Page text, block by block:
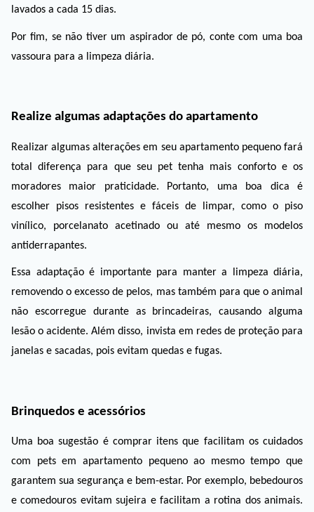
lavados a cada 15 dias.
Por fim, se não tiver um aspirador de pó, conte com uma boa
vassoura para a limpeza diária.
Realize algumas adaptações do apartamento
Realizar algumas alterações em seu apartamento pequeno fará
total diferença para que seu pet tenha mais conforto e os
moradores maior praticidade. Portanto, uma boa dica é
escolher pisos resistentes e fáceis de limpar, como o piso
vinílico, porcelanato acetinado ou até mesmo os modelos
antiderrapantes.
Essa adaptação é importante para manter a limpeza diária,
removendo o excesso de pelos, mas também para que o animal
não escorregue durante as brincadeiras, causando alguma
lesão o acidente. Além disso, invista em redes de proteção para
janelas e sacadas, pois evitam quedas e fugas.
Brinquedos e acessórios
Uma boa sugestão é comprar itens que facilitam os cuidados
com pets em apartamento pequeno ao mesmo tempo que
garantem sua segurança e bem-estar. Por exemplo, bebedouros
e comedouros evitam sujeira e facilitam a rotina dos animais.